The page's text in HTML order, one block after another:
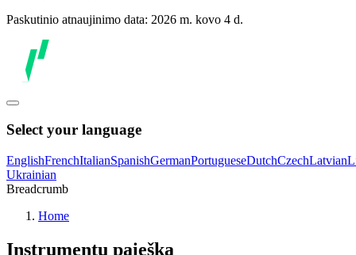
Paskutinio atnaujinimo data: 2026 m. kovo 4 d.
Select your language
EnglishFrenchItalianSpanishGermanPortugueseDutchCzechLatvian
Ukrainian
Breadcrumb
Home
Instrumentų paieška